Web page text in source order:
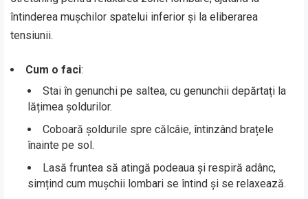
întinderea mușchilor spatelui inferior și la eliberarea
tensiunii.
Cum o faci:
Stai în genunchi pe saltea, cu genunchii depărtați la
lățimea șoldurilor.
Coboară șoldurile spre călcâie, întinzând brațele
înainte pe sol.
Lasă fruntea să atingă podeaua și respiră adânc,
simțind cum mușchii lombari se întind și se relaxează.